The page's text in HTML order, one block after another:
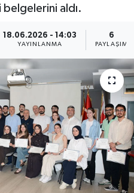
aldı.
18.06.2026 - 14:03
YAYINLANMA
6
PAYLAŞIM